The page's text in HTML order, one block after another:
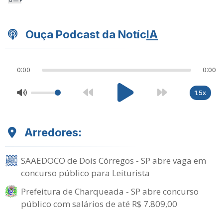
Ouça Podcast da NotícIA
0:00 0:00
1.5x
Arredores:
SAAEDOCO de Dois Córregos - SP abre vaga em
concurso público para Leiturista
Prefeitura de Charqueada - SP abre concurso
público com salários de até R$ 7.809,00